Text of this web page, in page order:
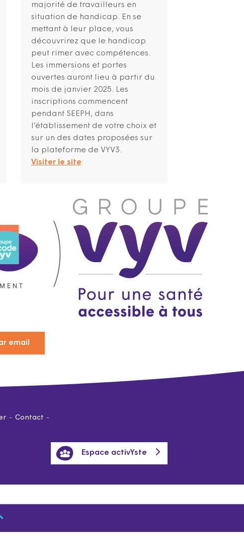
majorité de travailleurs en
situation de handicap. En se
mettant à leur place, vous
découvrirez que le handicap
peut rimer avec compétences.
Les immersions et portes
ouvertes auront lieu à partir du
mois de janvier 2025. Les
inscriptions commencent
pendant SEEPH, dans
l’établissement de votre choix et
sur un des dates proposées sur
la plateforme de VYV3.
Visiter le site
email
Contact
Espace activYste